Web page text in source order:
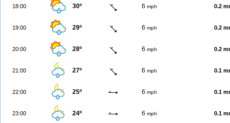
18:00 30º 6 mph 0.2
19:00 29º 6 mph 0.2
20:00 28º 6 mph 0.2
21:00 27º 6 mph 0.1
22:00 25º 6 mph 0.1
23:00 24º 6 mph 0.1